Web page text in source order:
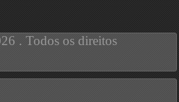
. Todos os direitos